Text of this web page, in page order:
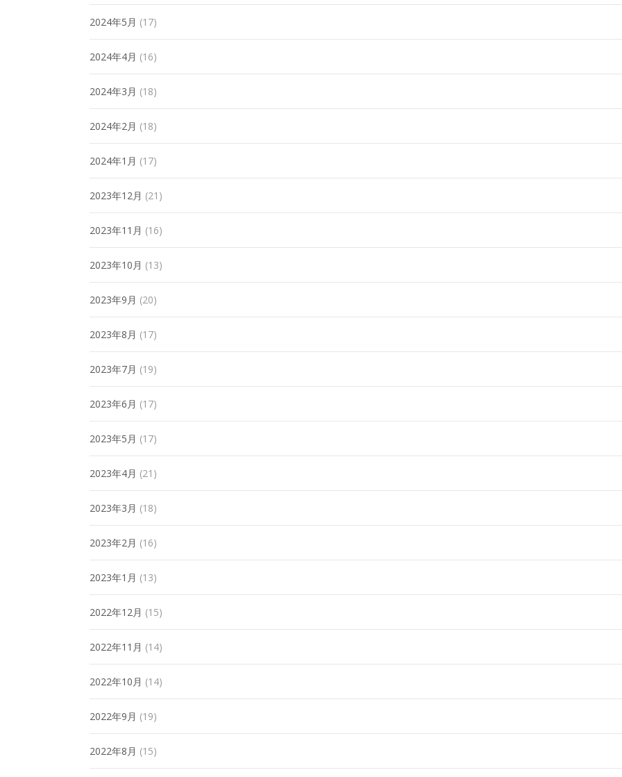
2024年5月 (17)
2024年4月 (16)
2024年3月 (18)
2024年2月 (18)
2024年1月 (17)
2023年12月 (21)
2023年11月 (16)
2023年10月 (13)
2023年9月 (20)
2023年8月 (17)
2023年7月 (19)
2023年6月 (17)
2023年5月 (17)
2023年4月 (21)
2023年3月 (18)
2023年2月 (16)
2023年1月 (13)
2022年12月 (15)
2022年11月 (14)
2022年10月 (14)
2022年9月 (19)
2022年8月 (15)